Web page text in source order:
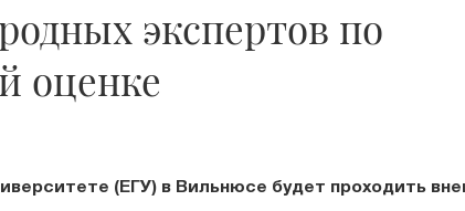
экспертов по
оценке
(ЕГУ) в Вильнюсе будет проходить